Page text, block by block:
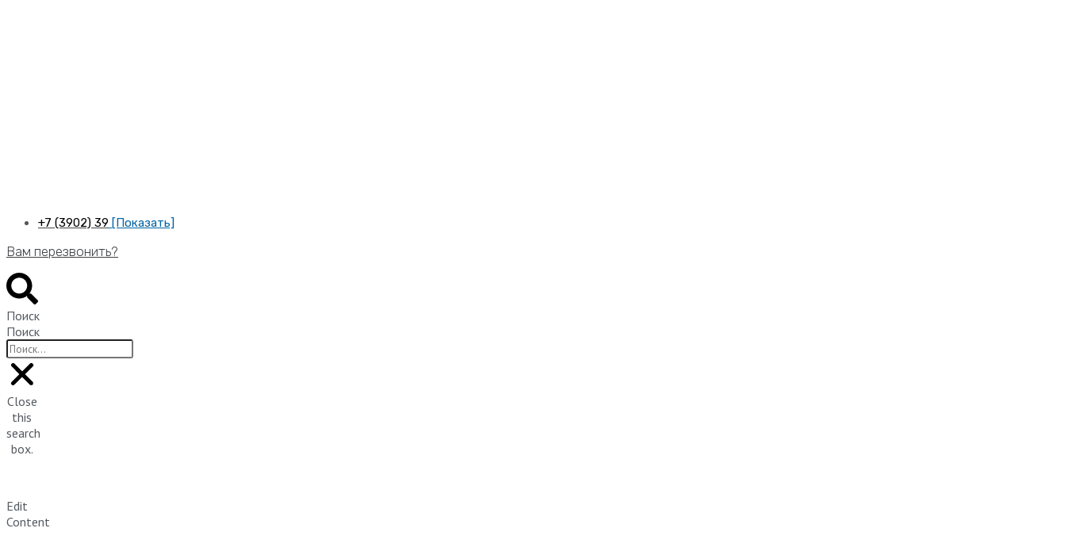
+7 (3902) 39 [Показать]
Вам перезвонить?
Поиск
Поиск
Close
this
search
box.
Edit
Content